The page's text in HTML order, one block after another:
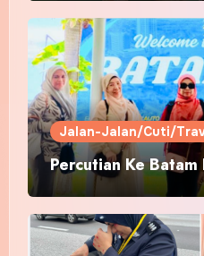
Jalan-Jalan/Cuti/
Percutian Ke